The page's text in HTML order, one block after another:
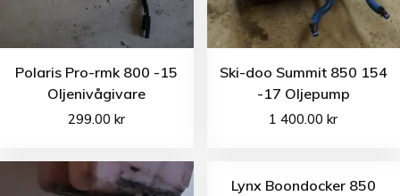
Polaris Pro-rmk 800 -15
Oljenivågivare
299.00kr
Ski-doo Summit 850 154
-17 Oljepump
1 400.00kr
Lynx Boondocker 850